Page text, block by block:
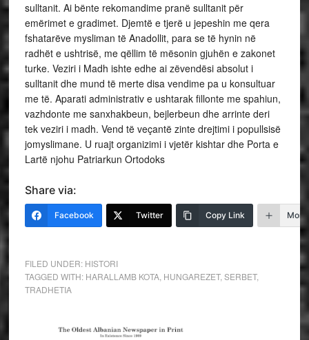
sulltanit. Ai bënte rekomandime pranë sulltanit për
emërimet e gradimet. Djemtë e tjerë u jepeshin me qera
fshatarëve mysliman të Anadollit, para se të hynin në
radhët e ushtrisë, me qëllim të mësonin gjuhën e zakonet
turke. Veziri i Madh ishte edhe ai zëvendësi absolut i
sulltanit dhe mund të merte disa vendime pa u konsultuar
me të. Aparati administrativ e ushtarak fillonte me spahiun,
vazhdonte me sanxhakbeun, bejlerbeun dhe arrinte deri
tek veziri i madh. Vend të veçantë zinte drejtimi i popullsisë
jomyslimane. U ruajt organizimi i vjetër kishtar dhe Porta e
Lartë njohu Patriarkun Ortodoks
Share via:
Facebook Twitter Copy Link More
FILED UNDER: HISTORI
TAGGED WITH: HARALLAMB KOTA, HUNGAREZET, SERBET,
TRADHETIA